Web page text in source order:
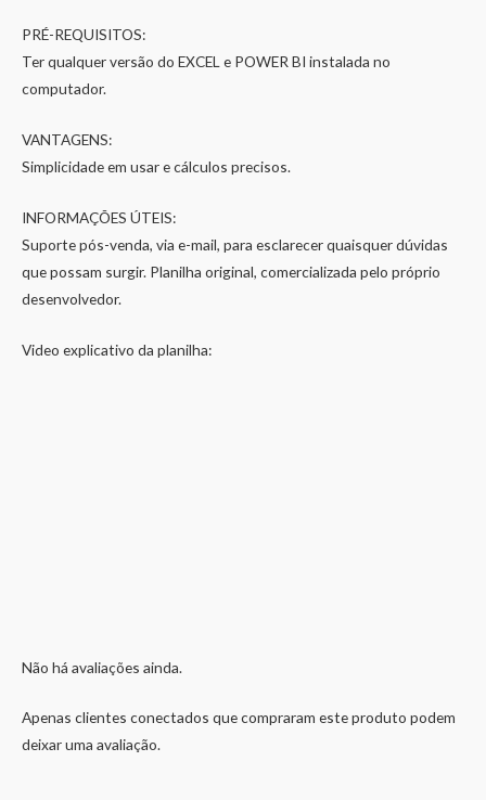
PRÉ-REQUISITOS:
Ter qualquer versão do EXCEL e POWER BI instalada no
computador.
VANTAGENS:
Simplicidade em usar e cálculos precisos.
INFORMAÇÕES ÚTEIS:
Suporte pós-venda, via e-mail, para esclarecer quaisquer dúvidas
que possam surgir. Planilha original, comercializada pelo próprio
desenvolvedor.
Video explicativo da planilha:
Não há avaliações ainda.
Apenas clientes conectados que compraram este produto podem
deixar uma avaliação.